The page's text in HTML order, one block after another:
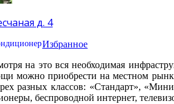
д. 4
Избранное
на это вся необходимая
можно приобрести на местном
разных классов: «Стандарт»,
беспроводной интернет,